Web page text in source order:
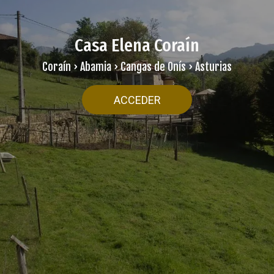
Casa Elena Coraín
Coraín › Abamia › Cangas de Onís › Asturias
ACCEDER